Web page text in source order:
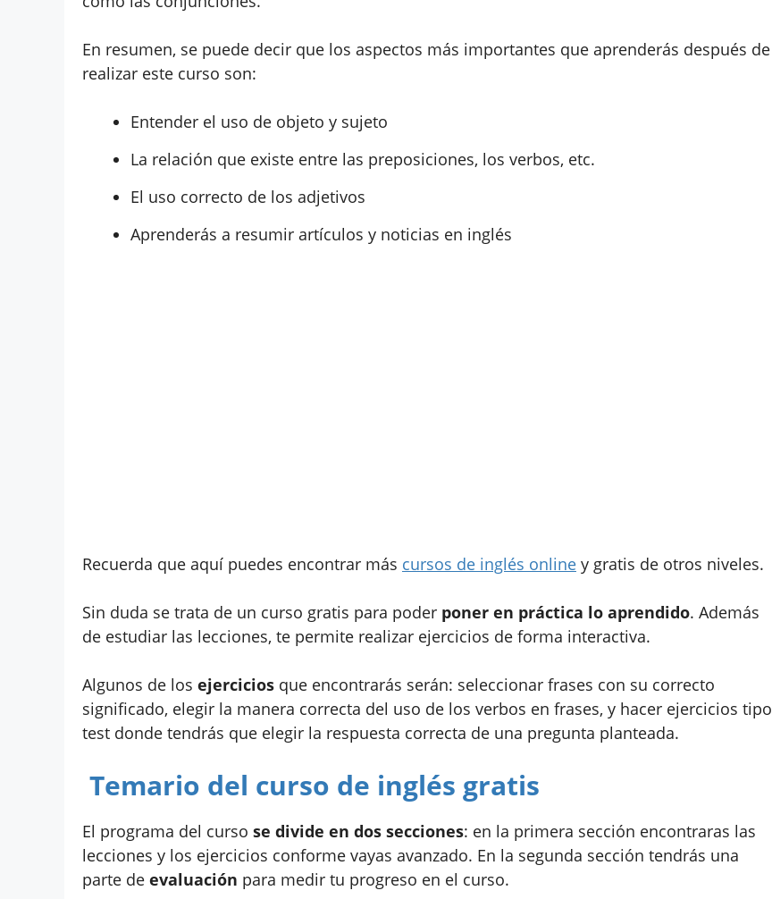
En resumen, se puede decir que los aspectos más importantes que aprenderás después de
realizar este curso son:
Entender el uso de objeto y sujeto
La relación que existe entre las preposiciones, los verbos, etc.
El uso correcto de los adjetivos
Aprenderás a resumir artículos y noticias en inglés
Recuerda que aquí puedes encontrar más cursos de inglés online y gratis de otros niveles.
Sin duda se trata de un curso gratis para poder poner en práctica lo aprendido. Además
de estudiar las lecciones, te permite realizar ejercicios de forma interactiva.
Algunos de los ejercicios que encontrarás serán: seleccionar frases con su correcto
significado, elegir la manera correcta del uso de los verbos en frases, y hacer ejercicios tipo
test donde tendrás que elegir la respuesta correcta de una pregunta planteada.
Temario del curso de inglés gratis
El programa del curso se divide en dos secciones: en la primera sección encontraras las
lecciones y los ejercicios conforme vayas avanzado. En la segunda sección tendrás una
parte de evaluación para medir tu progreso en el curso.